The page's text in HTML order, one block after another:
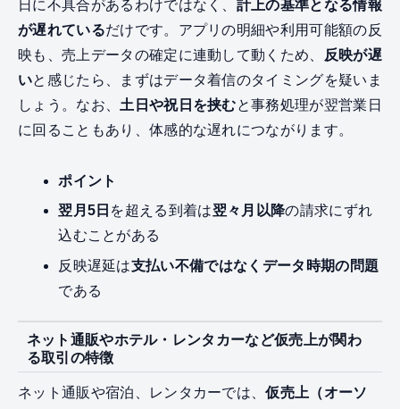
日に不具合があるわけではなく、 計上の基準となる情報
が遅れているだけです。アプリの明細や利用可能額の反
映も、売上データの確定に連動して動くため、
反映が遅
いと感じたら、まずはデータ着信のタイミングを疑いま
しょう。なお、 土日や祝日を挟むと事務処理が翌営業日
に回ることもあり、体感的な遅れにつながります。
ポイント
翌月5日 を超える到着は翌々月以降の請求にずれ
込むことがある
反映遅延は支払い不備ではなくデータ時期の問題
である
ネット通販やホテル・レンタカーなど仮売上が関わ
る取引の特徴
ネット通販や宿泊、レンタカーでは、仮売上（オーソ